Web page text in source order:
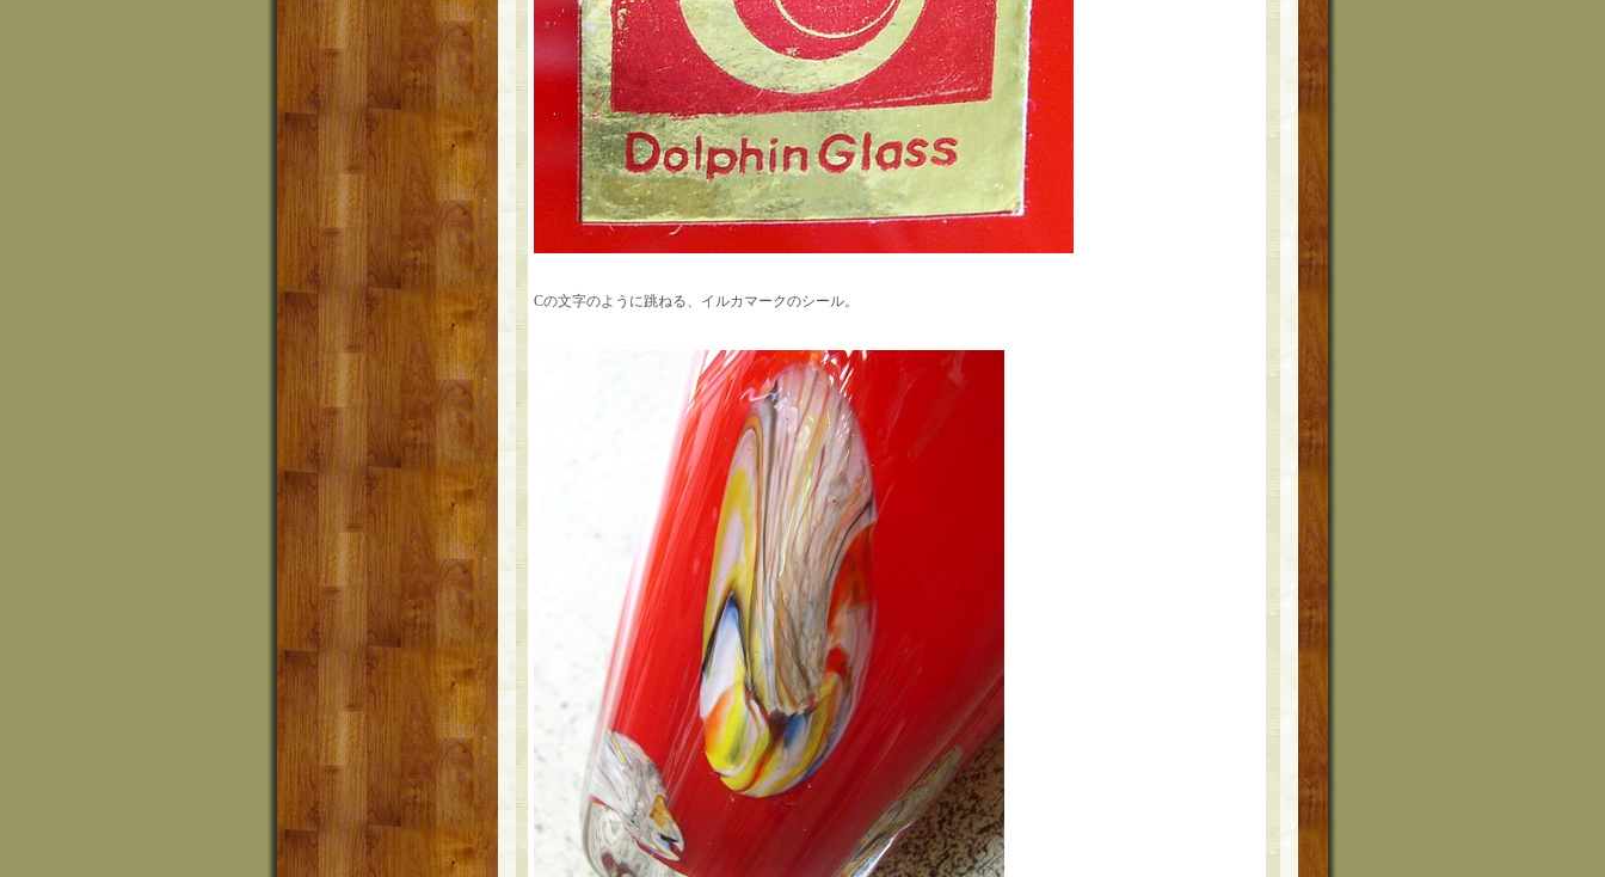
Cの文字のように跳ねる、イルカマークのシール。